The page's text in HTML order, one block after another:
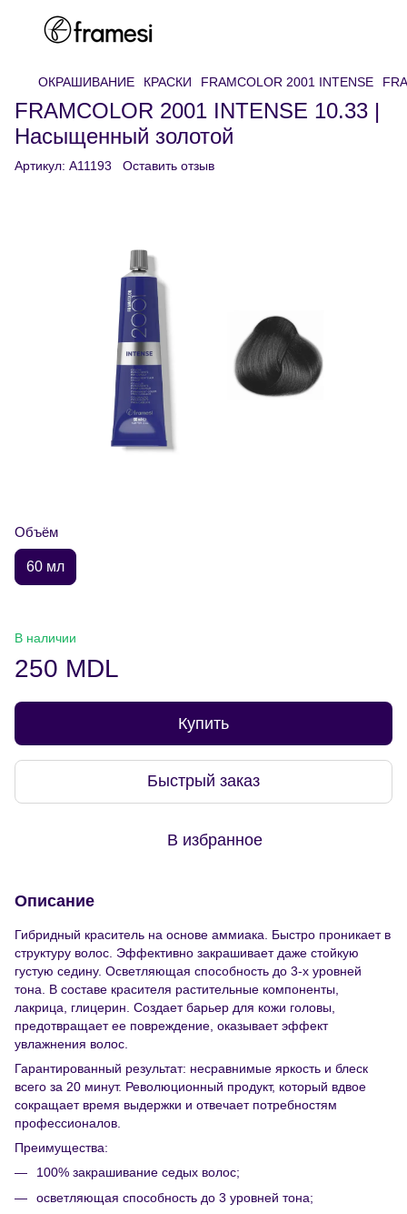
ОКРАШИВАНИЕ КРАСКИ FRAMCOLOR 2001 INTENSE
FRAMCOLOR 2001 INTENSE 10.33 |
Насыщенный золотой
Артикул: A11193 Оставить отзыв
Объём
60 мл
В наличии
250 MDL
Купить
Быстрый заказ
В избранное
Описание
Гибридный краситель на основе аммиака. Быстро проникает в
структуру волос. Эффективно закрашивает даже стойкую
густую седину. Осветляющая способность до 3-х уровней
тона. В составе красителя растительные компоненты,
лакрица, глицерин. Создает барьер для кожи головы,
предотвращает ее повреждение, оказывает эффект
увлажнения волос.
Гарантированный результат: несравнимые яркость и блеск
всего за 20 минут. Революционный продукт, который вдвое
сокращает время выдержки и отвечает потребностям
профессионалов.
Преимущества:
100% закрашивание седых волос;
осветляющая способность до 3 уровней тона;